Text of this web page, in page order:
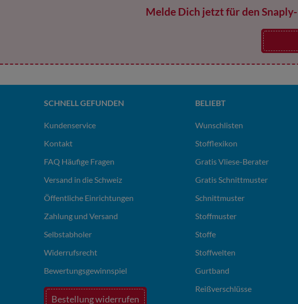
Melde Dich jetzt für den
SCHNELL GEFUNDEN
Kundenservice
Kontakt
FAQ Häufige Fragen
Versand in die Schweiz
Öffentliche Einrichtungen
Zahlung und Versand
Selbstabholer
Widerrufsrecht
Bewertungsgewinnspiel
Bestellung widerrufen
BELIEBT
Wunschlisten
Stofflexikon
Gratis Vliese-Berater
Gratis Schnittmuster
Schnittmuster
Stoffmuster
Stoffe
Stoffwelten
Gurtband
Reißverschlüsse